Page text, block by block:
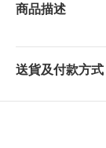
商品描述
送貨及付款方式